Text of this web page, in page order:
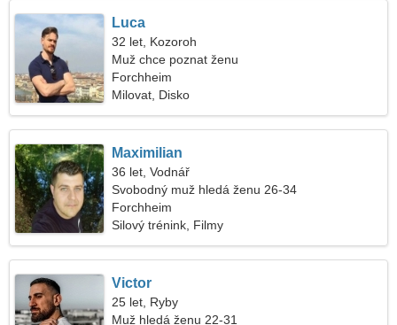
Luca
32 let, Kozoroh
Muž chce poznat ženu
Forchheim
Milovat, Disko
Maximilian
36 let, Vodnář
Svobodný muž hledá ženu 26-34
Forchheim
Silový trénink, Filmy
Victor
25 let, Ryby
Muž hledá ženu 22-31